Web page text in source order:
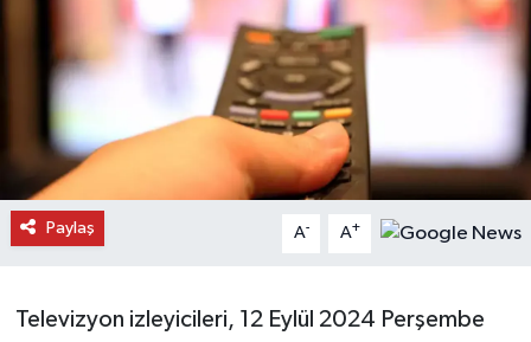
Paylaş A- A+
Televizyon izleyicileri, 12 Eylül 2024 Perşembe
Devrekani Haberleri
Doğanyurt Haberleri
Hanönü Haberleri
İhsangazi Haberleri
Küre Haberleri